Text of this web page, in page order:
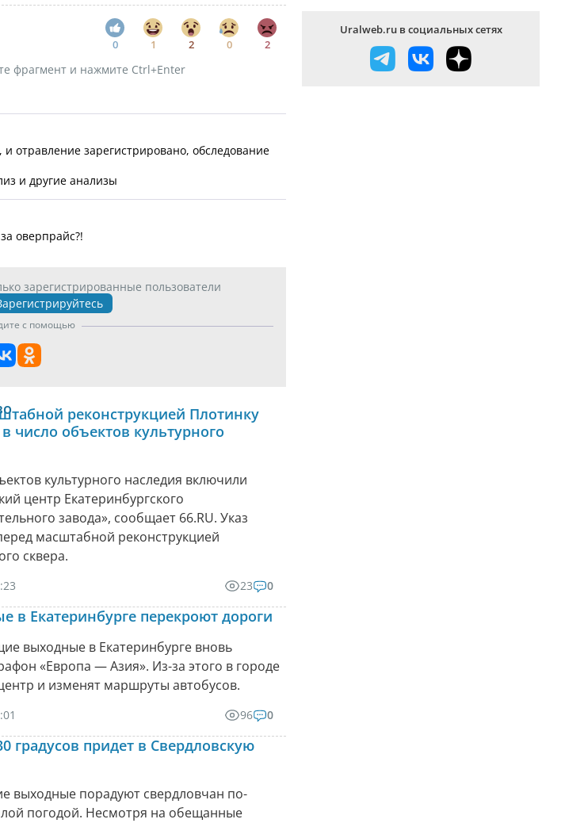
0 1 2 0 2
фрагмент и нажмите Ctrl+Enter
и отравление зарегистрировано, обследование
и другие анализы
оверпрайс?!
зарегистрированные пользователи
с помощью
реконструкцией Плотинку
число объектов культурного
культурного наследия включили
центр Екатеринбургского
завода», сообщает 66.RU. Указ
масштабной реконструкцией
сквера.
23 0
в Екатеринбурге перекроют дороги
выходные в Екатеринбурге вновь
«Европа — Азия». Из-за этого в городе
и изменят маршруты автобусов.
96 0
градусов придет в Свердловскую
выходные порадуют свердловчан по-
погодой. Несмотря на обещанные
Uralweb.ru в социальных сетях